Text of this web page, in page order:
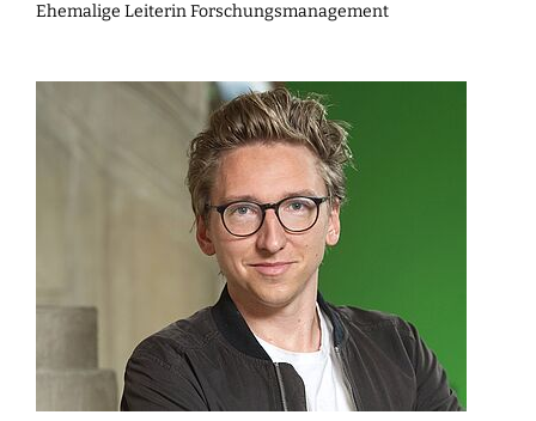
Ehemalige Leiterin Forschungsmanagement